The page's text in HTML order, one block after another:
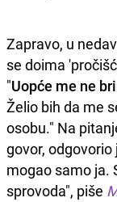
Zapravo, u
se doima
"Uopće me ne
Želio bih da me
osobu." Na
govor, odgovorio
mogao samo ja.
sprovoda", piše